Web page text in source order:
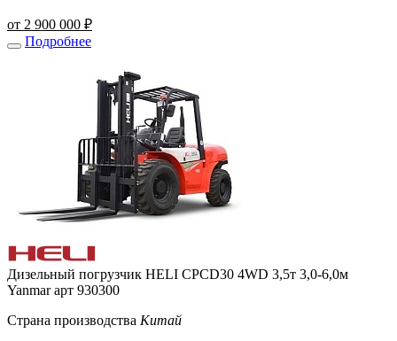
от 2 900 000 ₽
Подробнее
Дизельный погрузчик HELI CPCD30 4WD 3,5т 3,0-6,0м
Yanmar арт 930300
Страна производства Китай